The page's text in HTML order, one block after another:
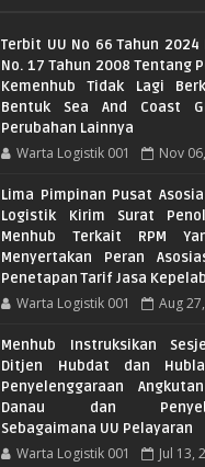
Terbit UU No 66 Tahun 2024
No. 17 Tahun 2008 Tentang
Kemenhub Tidak Lagi
Bentuk Sea And Coast
Perubahan Lainnya
Warta Logistik 001 Nov
Lima Pimpinan Pusat
Logistik Kirim Surat
Menhub Terkait RPM
Menyertakan Peran
Penetapan Tarif Jasa
Warta Logistik 001 Aug
Menhub Instruksikan
Ditjen Hubdat dan
Penyelenggaraan
Danau dan
Sebagaimana UU Pelayaran
Warta Logistik 001 Jul 13,